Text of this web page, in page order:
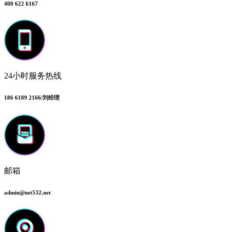
400 622 6167
24小时服务热线
186 6189 2166/刘经理
邮箱
admin@net532.net